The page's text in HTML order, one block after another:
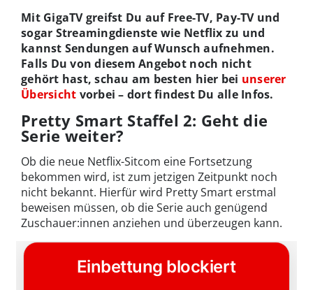
Mit GigaTV greifst Du auf Free-TV, Pay-TV und
sogar Streamingdienste wie Netflix zu und
kannst Sendungen auf Wunsch aufnehmen.
Falls Du von diesem Angebot noch nicht
gehört hast, schau am besten hier bei unserer
Übersicht vorbei – dort findest Du alle Infos.
Pretty Smart Staffel 2: Geht die
Serie weiter?
Ob die neue Netflix-Sitcom eine Fortsetzung
bekommen wird, ist zum jetzigen Zeitpunkt noch
nicht bekannt. Hierfür wird Pretty Smart erstmal
beweisen müssen, ob die Serie auch genügend
Zuschauer:innen anziehen und überzeugen kann.